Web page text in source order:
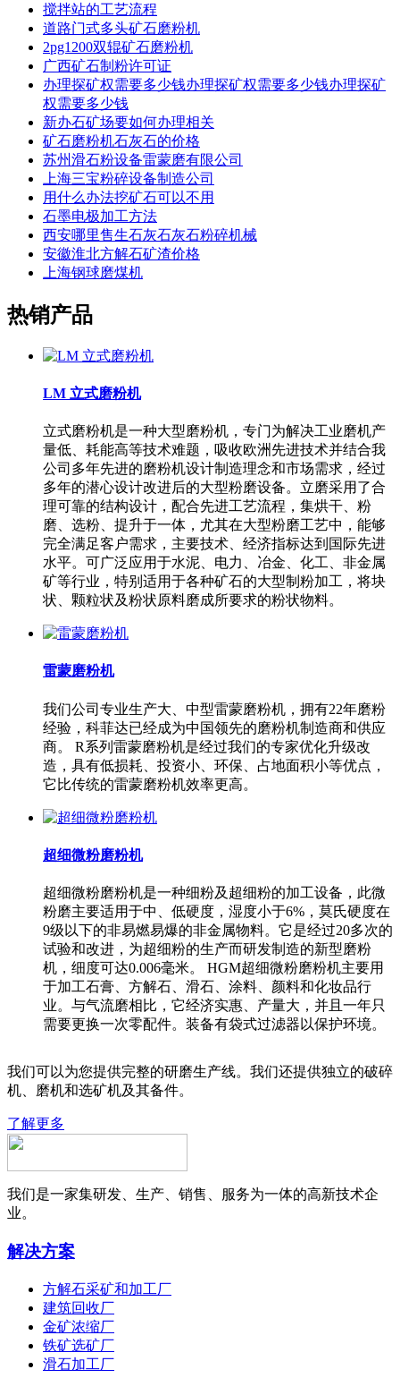
搅拌站的工艺流程
道路门式多头矿石磨粉机
2pg1200双辊矿石磨粉机
广西矿石制粉许可证
办理探矿权需要多少钱办理探矿权需要多少钱办理探矿
权需要多少钱
新办石矿场要如何办理相关
矿石磨粉机石灰石的价格
苏州滑石粉设备雷蒙磨有限公司
上海三宝粉碎设备制造公司
用什么办法挖矿石可以不用
石墨电极加工方法
西安哪里售生石灰石灰石粉碎机械
安徽淮北方解石矿渣价格
上海钢球磨煤机
热销产品
LM 立式磨粉机
立式磨粉机是一种大型磨粉机，专门为解决工业磨机产
量低、耗能高等技术难题，吸收欧洲先进技术并结合我
公司多年先进的磨粉机设计制造理念和市场需求，经过
多年的潜心设计改进后的大型粉磨设备。立磨采用了合
理可靠的结构设计，配合先进工艺流程，集烘干、粉
磨、选粉、提升于一体，尤其在大型粉磨工艺中，能够
完全满足客户需求，主要技术、经济指标达到国际先进
水平。可广泛应用于水泥、电力、冶金、化工、非金属
矿等行业，特别适用于各种矿石的大型制粉加工，将块
状、颗粒状及粉状原料磨成所要求的粉状物料。
雷蒙磨粉机
我们公司专业生产大、中型雷蒙磨粉机，拥有22年磨粉
经验，科菲达已经成为中国领先的磨粉机制造商和供应
商。 R系列雷蒙磨粉机是经过我们的专家优化升级改
造，具有低损耗、投资小、环保、占地面积小等优点，
它比传统的雷蒙磨粉机效率更高。
超细微粉磨粉机
超细微粉磨粉机是一种细粉及超细粉的加工设备，此微
粉磨主要适用于中、低硬度，湿度小于6%，莫氏硬度在
9级以下的非易燃易爆的非金属物料。它是经过20多次的
试验和改进，为超细粉的生产而研发制造的新型磨粉
机，细度可达0.006毫米。 HGM超细微粉磨粉机主要用
于加工石膏、方解石、滑石、涂料、颜料和化妆品行
业。与气流磨相比，它经济实惠、产量大，并且一年只
需要更换一次零配件。装备有袋式过滤器以保护环境。
我们可以为您提供完整的研磨生产线。我们还提供独立的破碎
机、磨机和选矿机及其备件。
了解更多
我们是一家集研发、生产、销售、服务为一体的高新技术企
业。
解决方案
方解石采矿和加工厂
建筑回收厂
金矿浓缩厂
铁矿选矿厂
滑石加工厂